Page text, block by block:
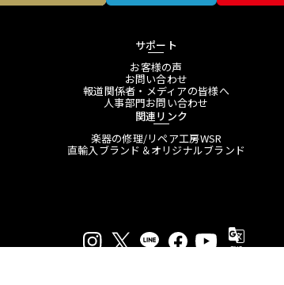
サポート
お客様の声
お問い合わせ
報道関係者・メディアの皆様へ
人事部門お問い合わせ
関連リンク
楽器の修理/リペア工房WSR
直輸入ブランド＆オリジナルブランド